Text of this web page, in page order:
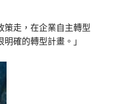
策走，在企業自主轉型
確的轉型計畫。」